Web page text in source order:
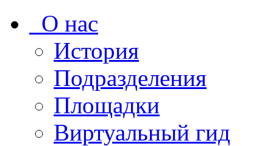
О нас
История
Подразделения
Площадки
Виртуальный гид